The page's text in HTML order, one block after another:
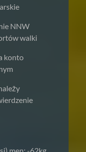
NNW
walki
konto